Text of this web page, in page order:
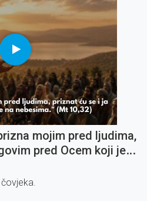
mojim pred ljudima,
pred Ocem koji je